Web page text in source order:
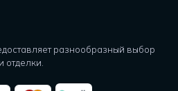
разнообразный выбор
отделки.